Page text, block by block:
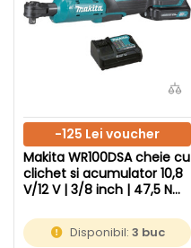
-125 Lei voucher
Makita WR100DSA cheie cu
clichet si acumulator 10,8
V/12 V | 3/8 inch | 47,5 Nm
acumulator + incarcator |
In cutie de carton original
Disponibil:3 buc